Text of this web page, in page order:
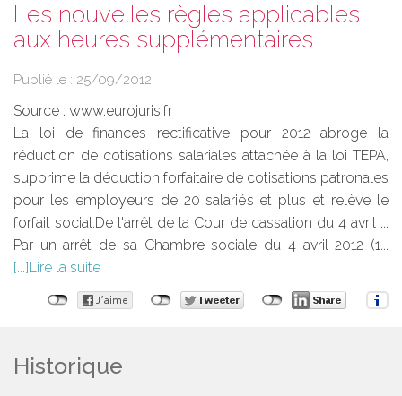
Les nouvelles règles applicables
aux heures supplémentaires
Publié le : 25/09/2012
Source : www.eurojuris.fr
La loi de finances rectificative pour 2012 abroge la
réduction de cotisations salariales attachée à la loi TEPA,
supprime la déduction forfaitaire de cotisations patronales
pour les employeurs de 20 salariés et plus et relève le
forfait social.De l'arrêt de la Cour de cassation du 4 avril ...
Par un arrêt de sa Chambre sociale du 4 avril 2012 (1...
Lire la suite
Historique